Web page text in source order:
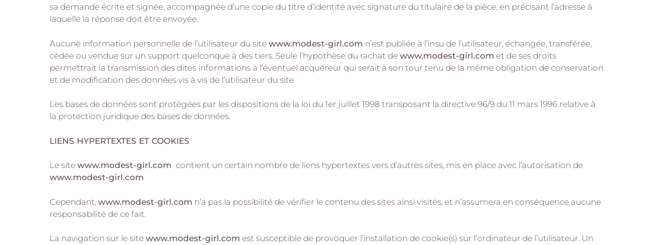
sa demande écrite et signée, accompagnée d’une copie du titre d’identité avec signature du titulaire de la pièce, en précisant l’adresse à
laquelle la réponse doit être envoyée.
Aucune information personnelle de l’utilisateur du site www.modest-girl.com n’est publiée à l’insu de l’utilisateur, échangée, transférée,
cédée ou vendue sur un support quelconque à des tiers. Seule l’hypothèse du rachat de www.modest-girl.com et de ses droits
permettrait la transmission des dites informations à l’éventuel acquéreur qui serait à son tour tenu de la même obligation de conservation
et de modification des données vis à vis de l’utilisateur du site
Les bases de données sont protégées par les dispositions de la loi du 1er juillet 1998 transposant la directive 96/9 du 11 mars 1996 relative à
la protection juridique des bases de données.
LIENS HYPERTEXTES ET COOKIES
Le site www.modest-girl.com contient un certain nombre de liens hypertextes vers d’autres sites, mis en place avec l’autorisation de
www.modest-girl.com
Cependant, www.modest-girl.com n’a pas la possibilité de vérifier le contenu des sites ainsi visités, et n’assumera en conséquence aucune
responsabilité de ce fait.
La navigation sur le site www.modest-girl.com est susceptible de provoquer l’installation de cookie(s) sur l’ordinateur de l’utilisateur. Un